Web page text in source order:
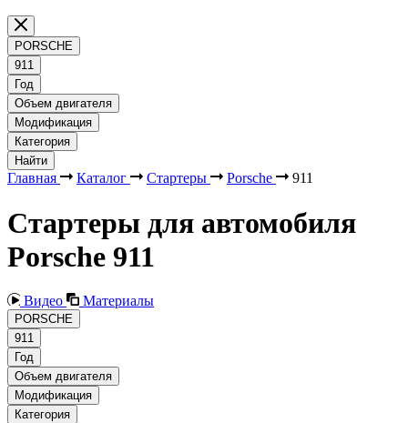
PORSCHE
911
Год
Объем двигателя
Модификация
Категория
Найти
Главная Каталог Стартеры Porsche 911
Стартеры для автомобиля
Porsche 911
Видео Материалы
PORSCHE
911
Год
Объем двигателя
Модификация
Категория